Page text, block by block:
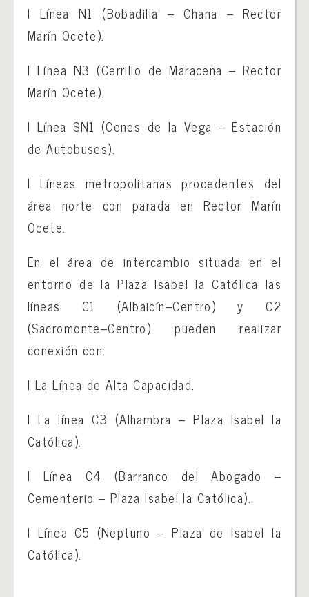
l Línea N1 (Bobadilla – Chana – Rector
Marín Ocete).
l Línea N3 (Cerrillo de Maracena – Rector
Marín Ocete).
l Línea SN1 (Cenes de la Vega – Estación
de Autobuses).
l Líneas metropolitanas procedentes del
área norte con parada en Rector Marín
Ocete.
En el área de intercambio situada en el
entorno de la Plaza Isabel la Católica las
líneas C1 (Albaicín–Centro) y C2
(Sacromonte–Centro) pueden realizar
conexión con:
l La Línea de Alta Capacidad.
l La línea C3 (Alhambra – Plaza Isabel la
Católica).
l Línea C4 (Barranco del Abogado –
Cementerio – Plaza Isabel la Católica).
l Línea C5 (Neptuno – Plaza de Isabel la
Católica).